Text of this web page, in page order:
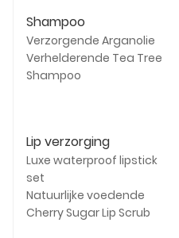
Shampoo
Verzorgende Arganolie
Verhelderende Tea Tree
Shampoo
Lip verzorging
Luxe waterproof lipstick
set
Natuurlijke voedende
Cherry Sugar Lip Scrub